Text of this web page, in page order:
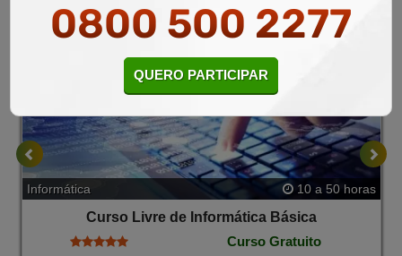
Informática 10 a 50 horas
Curso Livre de Informática Básica
Curso Gratuito
0800 500 2277
QUERO PARTICIPAR